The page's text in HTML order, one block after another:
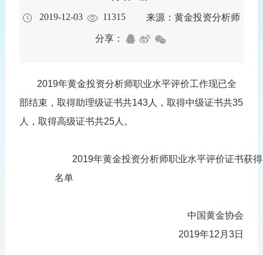
2019-12-03 11315 来源：黄金投资分析师
分享：
2019年黄金投资分析师职业水平评价工作现已全
部结束，取得助理级证书共143人，取得中级证书共35
人，取得高级证书共25人。
2019年黄金投资分析师职业水平评价证书获
名单
中国黄金协会
2019年12月3日